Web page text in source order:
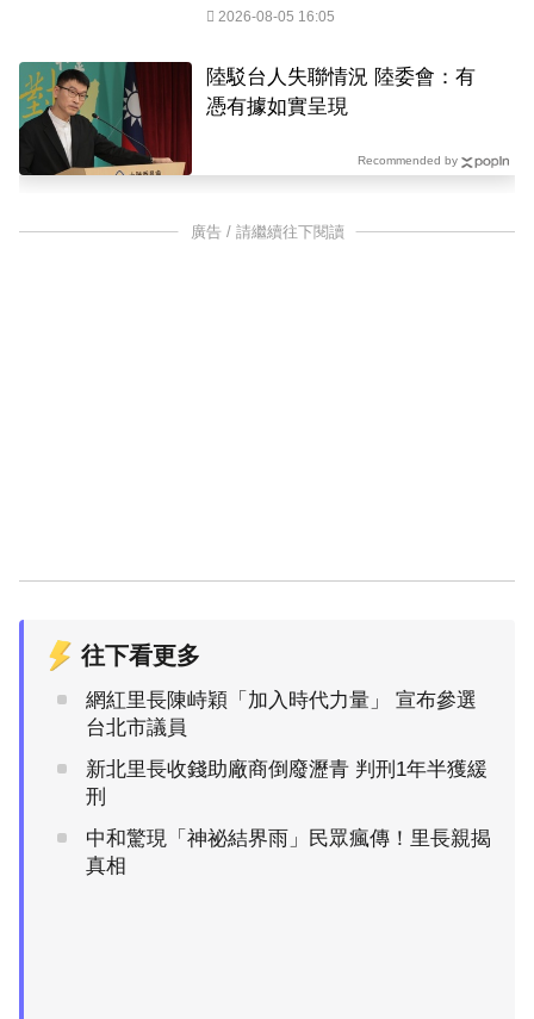
2026-08-05 16:05
陸駁台人失聯情況 陸委會：有
憑有據如實呈現
Recommended by
廣告 / 請繼續往下閱讀
往下看更多
網紅里長陳峙穎「加入時代力量」 宣布參選
台北市議員
新北里長收錢助廠商倒廢瀝青 判刑1年半獲緩
刑
中和驚現「神祕結界雨」民眾瘋傳！里長親揭
真相